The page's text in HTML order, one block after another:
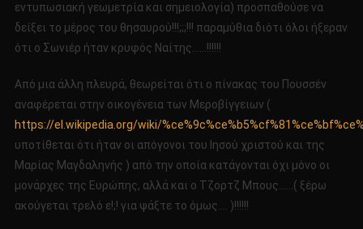
εντυπωσιακή γεωμετρία και σημειολογία) προσπαθούσε να
δείξει το μέρος του θησαυρού!!!;;;!!! παραμύθια διότι όλοι ήξεραν
ότι ο Σωνιέρ ήταν κρυφός Ναίτης……!!!!!!
Από μια άλλη πλευρά, θεωρείται ότι ο πίνακας του Πουσσέν
αναφέρεται στην οικογένεια των Μεροβίγγειων (
https://el.wikipedia.org/wiki/
υποτίθεται ότι ήταν οι απόγονοι του Ιησού χριστού και της
Μαρίας Μαγδαληνής ) από την οποία κατάγονται όχι μόνο οι
μονάρχες της Ευρώπης, αλλά και ο Τζορτζ Μπους……( ξέρω
ακούγεται τρελό ε!;! για ψάξτε το όμως…. )!!!!!!